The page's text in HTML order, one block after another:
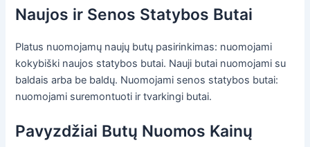
Naujos ir Senos Statybos Butai
Platus nuomojamų naujų butų pasirinkimas: nuomojami
kokybiški naujos statybos butai. Nauji butai nuomojami su
baldais arba be baldų. Nuomojami senos statybos butai:
nuomojami suremontuoti ir tvarkingi butai.
Pavyzdžiai Butų Nuomos Kainų